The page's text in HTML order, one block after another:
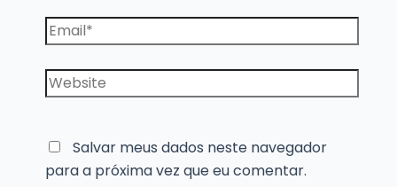
Email*
Website
Salvar meus dados neste navegador
para a próxima vez que eu comentar.